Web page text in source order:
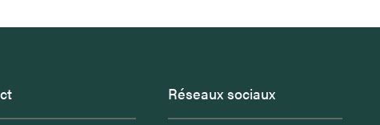
Réseaux sociaux